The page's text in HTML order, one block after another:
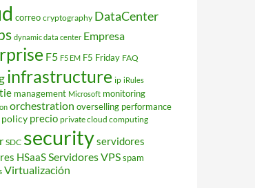
correo cryptography DataCenter
dynamic data center Empresa
F5 F5 EM F5 Friday FAQ
infrastructure ip iRules
management Microsoft monitoring
orchestration overselling performance
policy precio private cloud computing
SDC securityservidores
HSaaSServidores VPSspam
Virtualización